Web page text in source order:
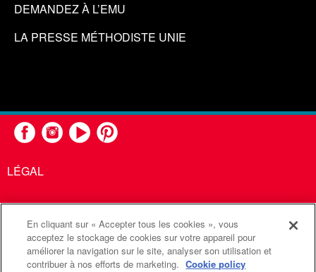
DEMANDEZ À L’EMU
LA PRESSE MÉTHODISTE UNIE
LÉGAL
United Methodist Communications est une agence de l'Église
Méthodiste Unie
En cliquant sur « Accepter tous les cookies », vous
acceptez le stockage de cookies sur votre appareil pour
améliorer la navigation sur le site, analyser son utilisation et
contribuer à nos efforts de marketing. Cookie policy